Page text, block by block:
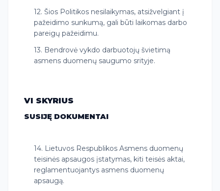
12. Šios Politikos nesilaikymas, atsižvelgiant į
pažeidimo sunkumą, gali būti laikomas darbo
pareigų pažeidimu.
13. Bendrovė vykdo darbuotojų švietimą
asmens duomenų saugumo srityje.
VI SKYRIUS
SUSIJĘ DOKUMENTAI
14. Lietuvos Respublikos Asmens duomenų
teisinės apsaugos įstatymas, kiti teisės aktai,
reglamentuojantys asmens duomenų
apsaugą.